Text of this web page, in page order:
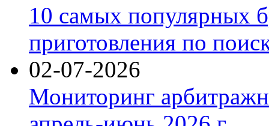
10 самых популярных
приготовления по
02-07-2026
Мониторинг